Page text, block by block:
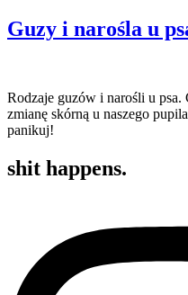
Guzy i narośla u
Rodzaje guzów i narośli u
zmianę skórną u naszego
panikuj!
shit happens.